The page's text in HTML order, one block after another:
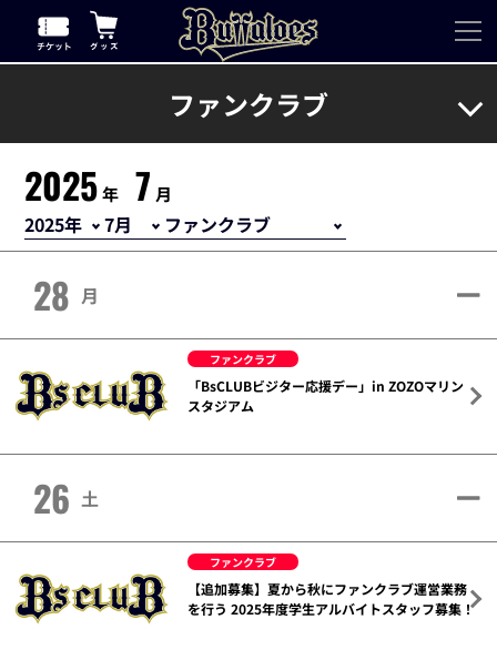
ファンクラブ
2025 年 7 月
28 月
ファンクラブ
「BsCLUBビジター応援デー」in ZOZOマリン
スタジアム
26 土
ファンクラブ
【追加募集】夏から秋にファンクラブ運営業務
を行う 2025年度学生アルバイトスタッフ募集！